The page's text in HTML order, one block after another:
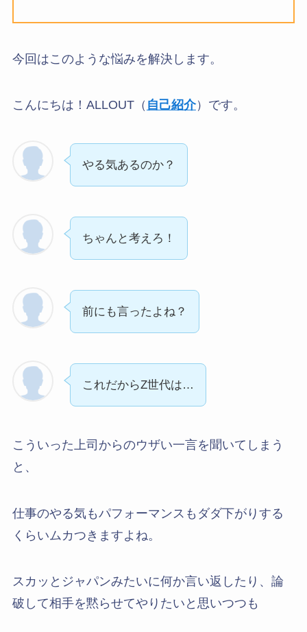
今回はこのような悩みを解決します。
こんにちは！ALLOUT（ 自己紹介）です。
やる気あるのか？
ちゃんと考えろ！
前にも言ったよね？
これだからZ世代は…
こういった上司からのウザい一言を聞いてしまう
と、
仕事のやる気もパフォーマンスもダダ下がりする
くらいムカつきますよね。
スカッとジャパンみたいに何か言い返したり、論
破して相手を黙らせてやりたいと思いつつも